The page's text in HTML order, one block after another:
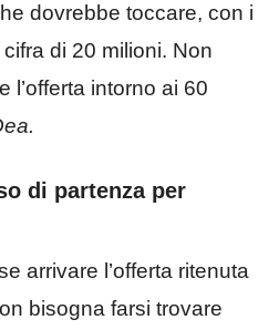
dovrebbe toccare, con i
di 20 milioni. Non
l’offerta intorno ai 60
di partenza per
arrivare l’offerta ritenuta
bisogna farsi trovare